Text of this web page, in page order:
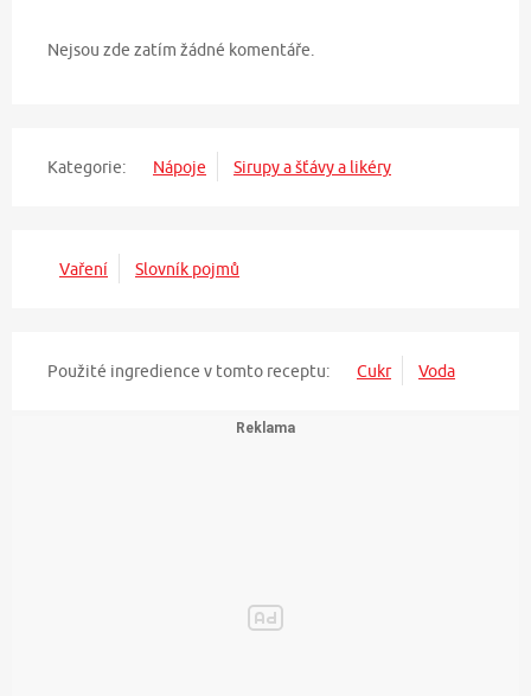
Nejsou zde zatím žádné komentáře.
Kategorie: Nápoje Sirupy a šťávy a likéry
Vaření Slovník pojmů
Použité ingredience v tomto receptu: Cukr Voda